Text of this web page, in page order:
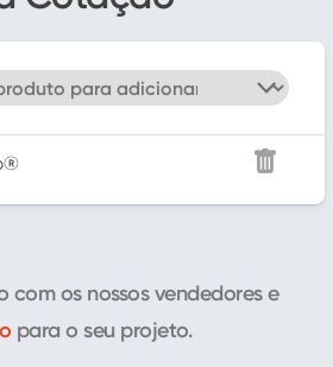
com os nossos vendedores e
para o seu projeto.